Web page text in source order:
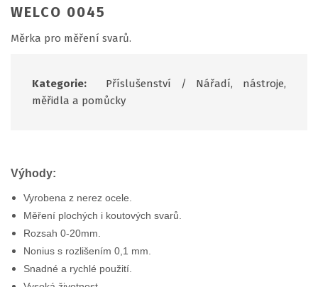
WELCO 0045
Měrka pro měření svarů.
Kategorie: Příslušenství /
Nářadí, nástroje,
měřidla a pomůcky
Výhody:
Vyrobena z nerez ocele.
Měření plochých i koutových svarů.
Rozsah 0-20mm.
Nonius s rozlišením 0,1 mm.
Snadné a rychlé použití.